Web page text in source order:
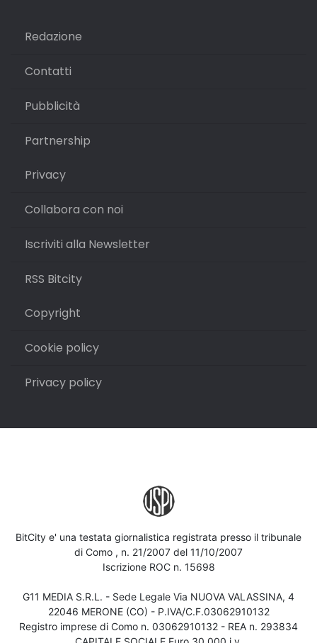
Redazione
Contatti
Pubblicità
Partnership
Privacy
Collabora con noi
Iscriviti alla Newsletter
RSS Bitcity
Copyright
Cookie policy
Privacy policy
BitCity e' una testata giornalistica registrata presso il tribunale
di Como , n. 21/2007 del 11/10/2007
Iscrizione ROC n. 15698
G11 MEDIA S.R.L. - Sede Legale Via NUOVA VALASSINA, 4
22046 MERONE (CO) - P.IVA/C.F.03062910132
Registro imprese di Como n. 03062910132 - REA n. 293834